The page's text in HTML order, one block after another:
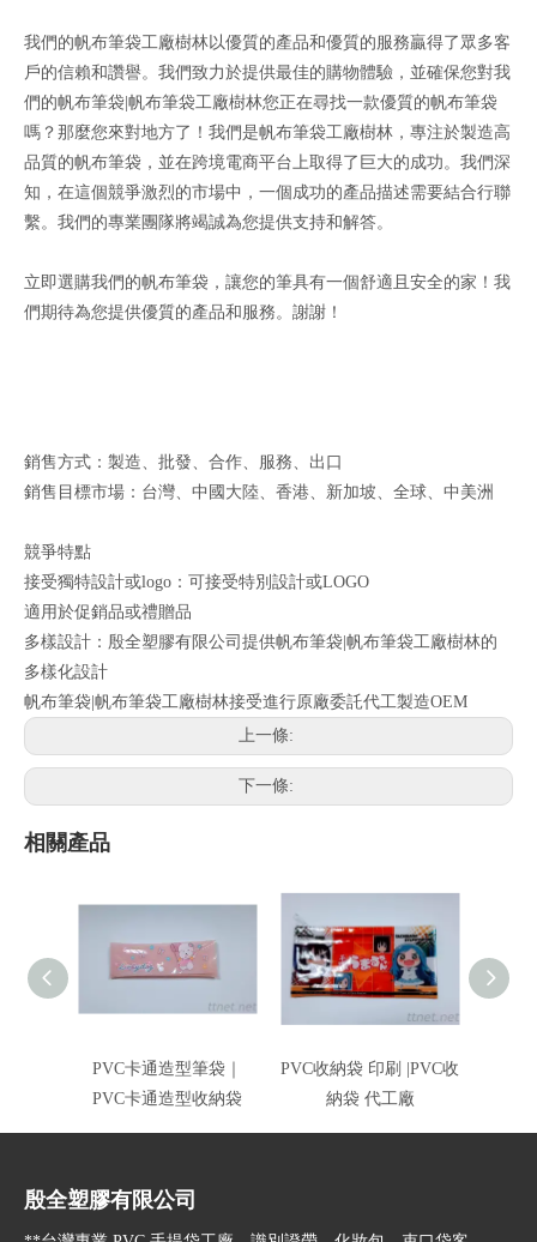
我們的帆布筆袋工廠樹林以優質的產品和優質的服務贏得了眾多客
戶的信賴和讚譽。我們致力於提供最佳的購物體驗，並確保您對我
們的帆布筆袋|帆布筆袋工廠樹林您正在尋找一款優質的帆布筆袋
嗎？那麼您來對地方了！我們是帆布筆袋工廠樹林，專注於製造高
品質的帆布筆袋，並在跨境電商平台上取得了巨大的成功。我們深
知，在這個競爭激烈的市場中，一個成功的產品描述需要結合行聯
繫。我們的專業團隊將竭誠為您提供支持和解答。
立即選購我們的帆布筆袋，讓您的筆具有一個舒適且安全的家！我
們期待為您提供優質的產品和服務。謝謝！
銷售方式：製造、批發、合作、服務、出口
銷售目標市場：台灣、中國大陸、香港、新加坡、全球、中美洲
競爭特點
接受獨特設計或logo：可接受特別設計或LOGO
適用於促銷品或禮贈品
多樣設計：殷全塑膠有限公司提供帆布筆袋|帆布筆袋工廠樹林的
多樣化設計
帆布筆袋|帆布筆袋工廠樹林接受進行原廠委託代工製造OEM
上一條:
下一條:
相關產品
PVC卡通造型筆袋｜
PVC卡通造型收納袋
PVC收納袋 印刷 |PVC收
納袋 代工廠
殷全塑膠有限公司